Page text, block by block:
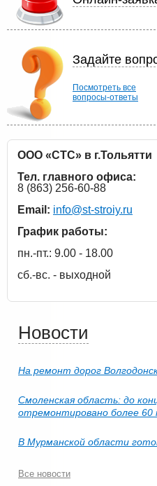
Задайте
Посмотреть все
вопросы-ответы
ООО «СТС» в г.Тольятти
Тел. главного офиса:
8 (863) 256-60-88
Email: info@st-stroiy.ru
График работы:
пн.-пт.: 9.00 - 18.00
сб.-вс. - выходной
Новости
На ремонт дорог
Смоленская область: до
отремонтировано более 60
В Мурманской области
Все новости